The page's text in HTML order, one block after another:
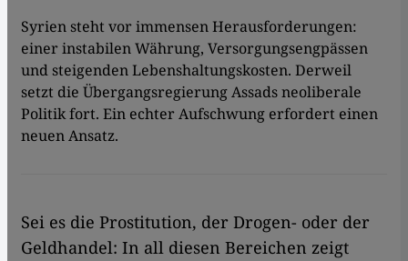
Syrien steht vor immensen Herausforderungen:
einer instabilen Währung, Versorgungsengpässen
und steigenden Lebenshaltungskosten. Derweil
setzt die Übergangsregierung Assads neoliberale
Politik fort. Ein echter Aufschwung erfordert einen
neuen Ansatz.
Sei es die Prostitution, der Drogen- oder der
Geldhandel: In all diesen Bereichen zeigt